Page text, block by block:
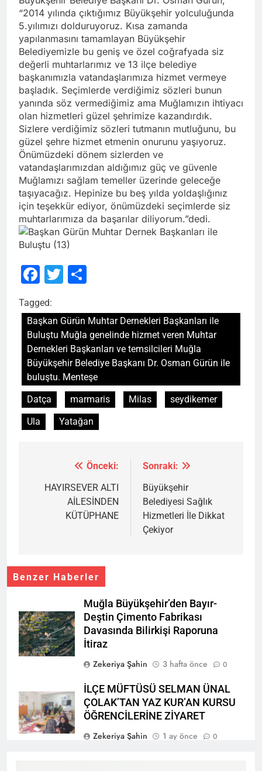
“2014 yılında çıktığımız Büyükşehir yolculuğunda
5.yılımızı dolduruyoruz. Kısa zamanda
yapılanmasını tamamlayan Büyükşehir
Belediyemizle bu geniş ve özel coğrafyada siz
değerli muhtarlarımız ve 13 ilçe belediye
başkanımızla vatandaşlarımıza hizmet vermeye
başladık. Seçimlerde verdiğimiz sözleri bunun
yanında söz vermediğimiz ama Muğlamızın ihtiyacı
olan hizmetleri güzel şehrimize kazandırdık.
Sizlere verdiğimiz sözleri tutmanın mutluğunu, bu
güzel şehre hizmet etmenin onurunu yaşıyoruz.
Önümüzdeki dönem sizlerden ve
vatandaşlarımızdan aldığımız güç ve güvenle
Muğlamızı sağlam temeller üzerinde geleceğe
taşıyacağız. Hepinize bu beş yılda yoldaşlığınız
için teşekkür ediyor, önümüzdeki seçimlerde siz
muhtarlarımıza da başarılar diliyorum.”dedi.
Facebook
Twitter
Tagged:
Başkan Gürün Muhtar Dernekleri Başkanları ile
Buluştu Muğla genelinde hizmet veren Muhtar
Dernekleri Başkanları ve temsilcileri Muğla
Büyükşehir Belediye Başkanı Dr. Osman Gürün ile
buluştu. Menteşe
Datça
marmaris Milas
seydikemer
Ula
Yatağan
gezinmesi
Önceki:
HAYIRSEVER ALTI
AİLESİNDEN
KÜTÜPHANE
Sonraki:
Büyükşehir
Belediyesi Sağlık
Hizmetleri İle Dikkat
Çekiyor
Benzer Haberler
Muğla Büyükşehir’den Bayır-
Deştin Çimento Fabrikası
Davasında Bilirkişi Raporuna
İtiraz
Zekeriya Şahin
3 hafta önce 0
İLÇE MÜFTÜSÜ SELMAN ÜNAL
ÇOLAK’TAN YAZ KUR’AN KURSU
ÖĞRENCİLERİNE ZİYARET
Zekeriya Şahin
1 ay önce 0